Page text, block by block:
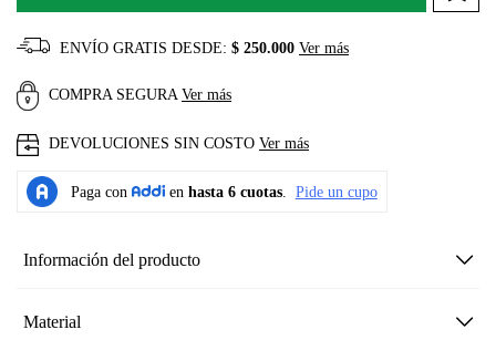
ENVÍO GRATIS DESDE: $ 250.000 Ver más
COMPRA SEGURA Ver más
DEVOLUCIONES SIN COSTO Ver más
Información del producto
Material